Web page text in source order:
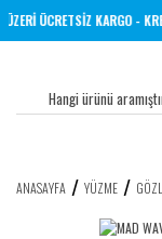
ÜZERİ ÜCRETSİZ KARGO
ANASAYFA YÜZME